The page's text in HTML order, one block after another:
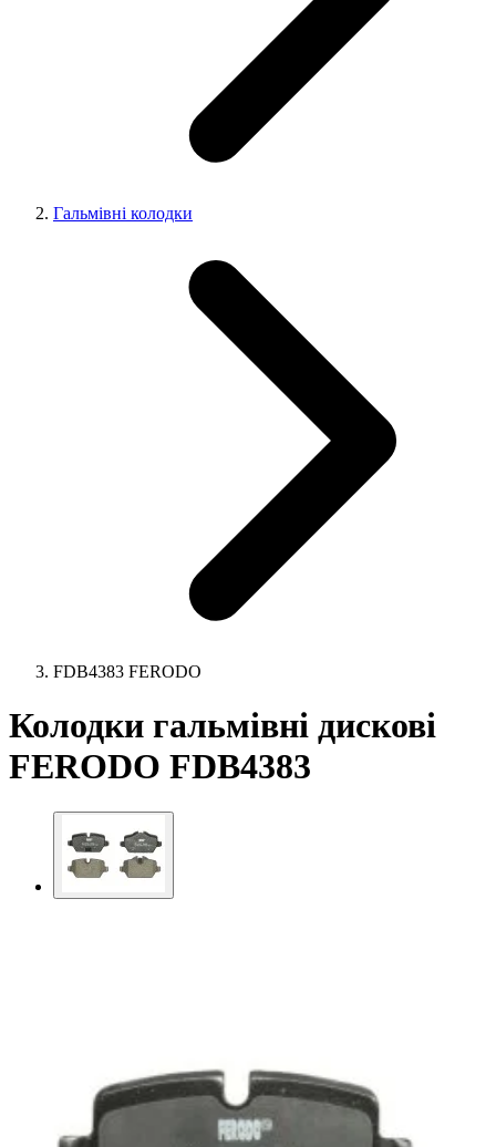
Гальмівні колодки
FDB4383 FERODO
Колодки гальмівні дискові
FERODO FDB4383